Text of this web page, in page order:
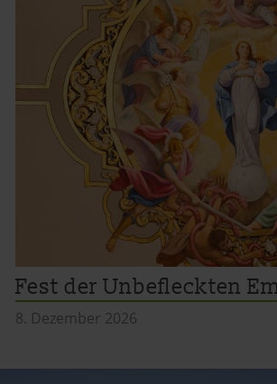
Datenschutzerklärung |
Fest der Unbefleckten
8. Dezember 2026